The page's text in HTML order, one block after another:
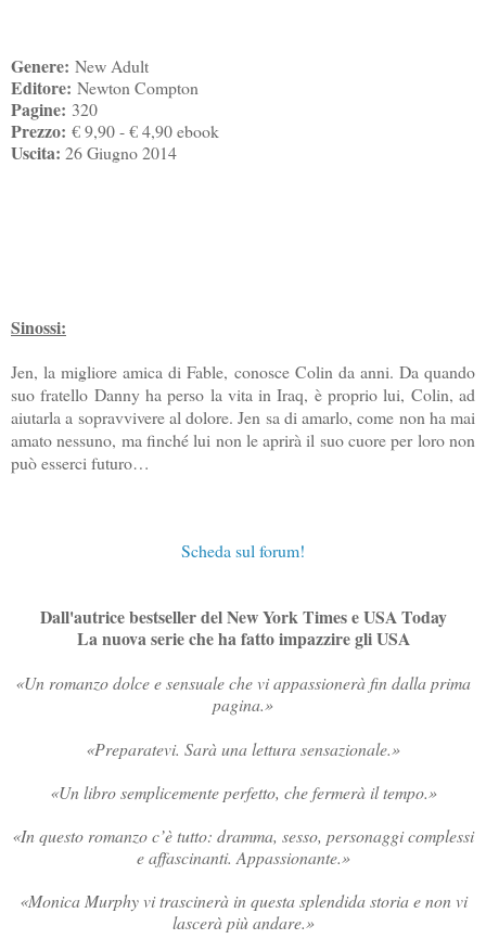
Genere: New Adult
Editore: Newton Compton
Pagine: 320
Prezzo: € 9,90 - € 4,90 ebook
Uscita: 26 Giugno 2014
Sinossi:
Jen, la migliore amica di Fable, conosce Colin da anni. Da quando
suo fratello Danny ha perso la vita in Iraq, è proprio lui, Colin, ad
aiutarla a sopravvivere al dolore. Jen sa di amarlo, come non ha mai
amato nessuno, ma finché lui non le aprirà il suo cuore per loro non
può esserci futuro…
Scheda sul forum!
Dall'autrice bestseller del New York Times e USA Today
La nuova serie che ha fatto impazzire gli USA
«Un romanzo dolce e sensuale che vi appassionerà fin dalla prima
pagina.»
«Preparatevi. Sarà una lettura sensazionale.»
«Un libro semplicemente perfetto, che fermerà il tempo.»
«In questo romanzo c’è tutto: dramma, sesso, personaggi complessi
e affascinanti. Appassionante.»
«Monica Murphy vi trascinerà in questa splendida storia e non vi
lascerà più andare.»